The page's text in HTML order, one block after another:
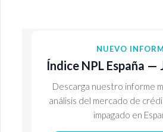
NUEVO
Índice NPL España —
Descarga nuestro informe
análisis del mercado de
impagado en